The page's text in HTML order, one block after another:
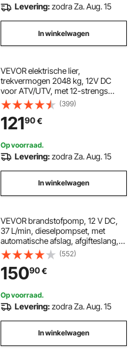
Levering:zodra Za. Aug. 15
In winkelwagen
VEVOR elektrische lier,
trekvermogen 2048 kg, 12V DC
voor ATV/UTV, met 12-strengs
synthetisch touw (Φ1/4 inch x 39 ft),
aluminium kabelgeleider,
afstandsbedieningen, IP55
waterbestendigheid
(399)
12190€
Op voorraad.
Levering:zodra Za. Aug. 15
In winkelwagen
VEVOR brandstofpomp, 12 V DC,
37 L/min, dieselpompset, met
automatische afslag, afgifteslang,
oververhittingsbeveiliging,
stroomkabel, explosieveilig, voor
benzine, diesel en kerosine
(552)
15090€
Op voorraad.
Levering:zodra Za. Aug. 15
In winkelwagen